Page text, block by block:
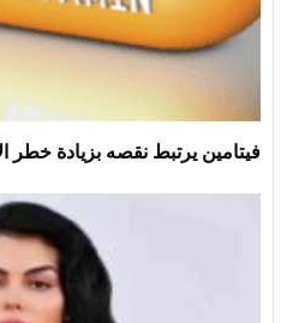
فيتامين يرتبط نقصه بزيادة خطر